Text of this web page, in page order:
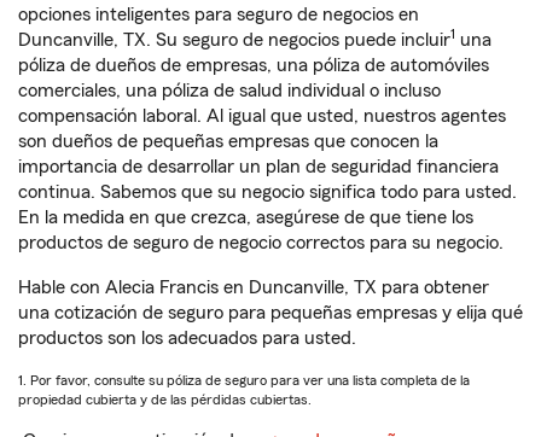
opciones inteligentes para seguro de negocios en
Duncanville, TX. Su seguro de negocios puede incluir1 una
póliza de dueños de empresas, una póliza de automóviles
comerciales, una póliza de salud individual o incluso
compensación laboral. Al igual que usted, nuestros agentes
son dueños de pequeñas empresas que conocen la
importancia de desarrollar un plan de seguridad financiera
continua. Sabemos que su negocio significa todo para usted.
En la medida en que crezca, asegúrese de que tiene los
productos de seguro de negocio correctos para su negocio.
Hable con Alecia Francis en Duncanville, TX para obtener
una cotización de seguro para pequeñas empresas y elija qué
productos son los adecuados para usted.
1. Por favor, consulte su póliza de seguro para ver una lista completa de la
propiedad cubierta y de las pérdidas cubiertas.